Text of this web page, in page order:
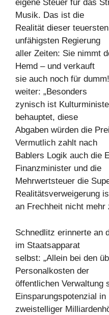
eigene Steuer für das
Musik. Das ist die
Realität dieser
unfähigsten Regierung
aller Zeiten: Sie nimmt
Hemd – und verkauft
sie auch noch für
weiter: „Besonders
zynisch ist
behauptet, diese
Abgaben würden die
Vermutlich zahlt nach
Bablers Logik auch die
Finanzminister und die
Mehrwertsteuer die
Realitätsverweigerung
an Frechheit nicht mehr
Schnedlitz erinnerte an
im Staatsapparat
selbst: „Allein bei den
Personalkosten der
öffentlichen Verwaltung
Einsparungspotenzial in
zweistelliger